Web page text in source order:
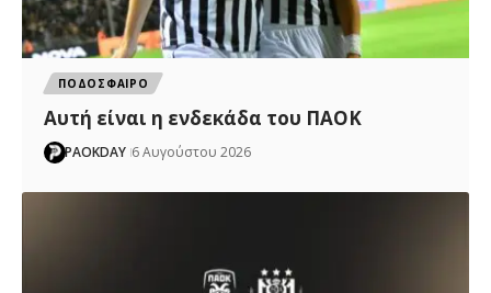
ΠΟΔΟΣΦΑΙΡΟ
Αυτή είναι η ενδεκάδα του ΠΑΟΚ
PAOKDAY 6 Αυγούστου 2026